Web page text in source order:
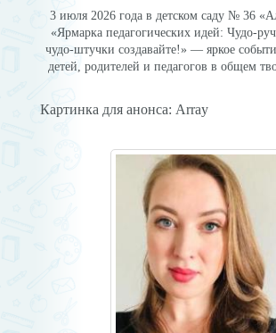
3 июля 2026 года в детском саду № 36
«Ярмарка педагогических идей: Чудо-
чудо-штучки создавайте!» — яркое
детей, родителей и педагогов в общем
Картинка для анонса: Array